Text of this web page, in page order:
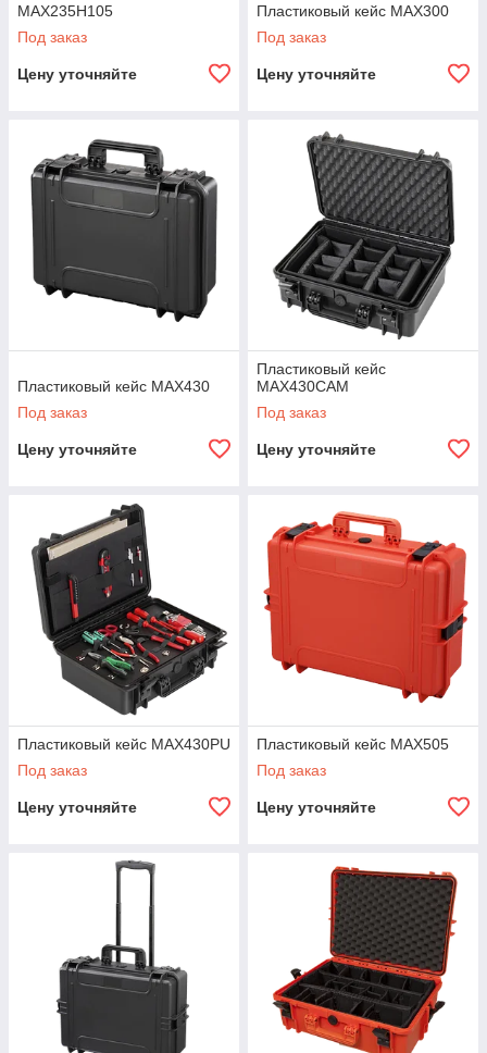
MAX235H105
Под заказ
Цену уточняйте
Пластиковый кейс MAX300
Под заказ
Цену уточняйте
Пластиковый кейс MAX430
Под заказ
Цену уточняйте
Пластиковый кейс
MAX430CAM
Под заказ
Цену уточняйте
Пластиковый кейс MAX430PU
Под заказ
Цену уточняйте
Пластиковый кейс MAX505
Под заказ
Цену уточняйте